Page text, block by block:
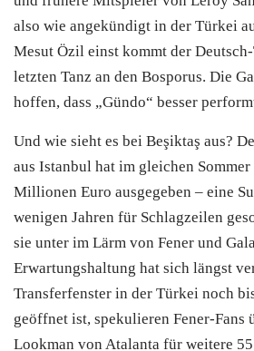
also wie angekündigt in der Türkei
Mesut Özil einst kommt der
letzten Tanz an den Bosporus. Die
hoffen, dass „Gündo“ besser
Und wie sieht es bei Beşiktaş aus?
aus Istanbul hat im gleichen Sommer
Millionen Euro ausgegeben – eine
wenigen Jahren für Schlagzeilen
sie unter im Lärm von Fener und
Erwartungshaltung hat sich längst
Transferfenster in der Türkei noch
geöffnet ist, spekulieren Fener-Fans
Lookman von Atalanta für weitere